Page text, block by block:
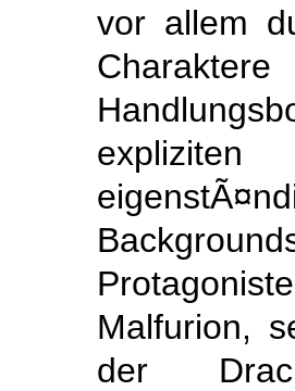
vor allem
expliziten
Malfurion,
der